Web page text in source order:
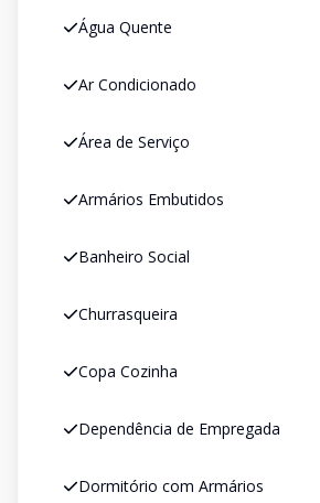
Água Quente
Ar Condicionado
Área de Serviço
Armários Embutidos
Banheiro Social
Churrasqueira
Copa Cozinha
Dependência de Empregada
Dormitório com Armários